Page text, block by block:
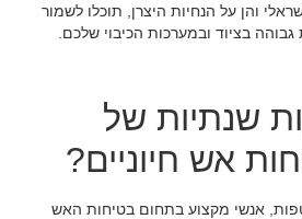
והן על הנחיות היצרן, תוכלו לשמור
בציוד ובמערכות הכיבוי שלכם.
שנתיות של
אש חיוניים?
אנשי מקצוע בתחום בטיחות האש